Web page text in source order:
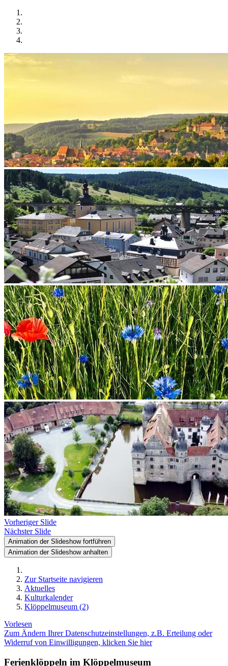
Vorheriger Slide
Nächster Slide
Animation der Slideshow fortführen
Animation der Slideshow anhalten
Zur Startseite navigieren
Aktuelles
Kulturkalender
Klöppelmuseum (2)
Vorlesen
Zum Ändern Ihrer Datenschutzeinstellungen, z.B. Erteilung oder
Widerruf von Einwilligungen, klicken Sie hier
Ferienklöppeln im Klöppelmuseum